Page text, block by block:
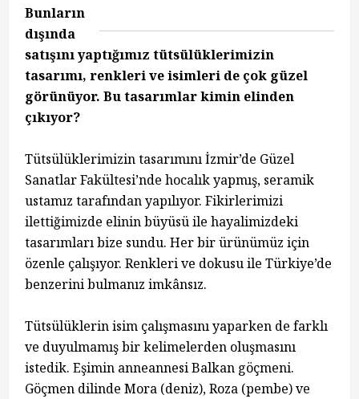
Bunların
dışında
satışını yaptığımız tütsülüklerimizin
tasarımı, renkleri ve isimleri de çok güzel
görünüyor. Bu tasarımlar kimin elinden
çıkıyor?
Tütsülüklerimizin tasarımını İzmir’de Güzel
Sanatlar Fakültesi’nde hocalık yapmış, seramik
ustamız tarafından yapılıyor. Fikirlerimizi
ilettiğimizde elinin büyüsü ile hayalimizdeki
tasarımları bize sundu. Her bir ürünümüz için
özenle çalışıyor. Renkleri ve dokusu ile Türkiye’de
benzerini bulmanız imkânsız.
Tütsülüklerin isim çalışmasını yaparken de farklı
ve duyulmamış bir kelimelerden oluşmasını
istedik. Eşimin anneannesi Balkan göçmeni.
Göçmen dilinde Mora (deniz), Roza (pembe) ve